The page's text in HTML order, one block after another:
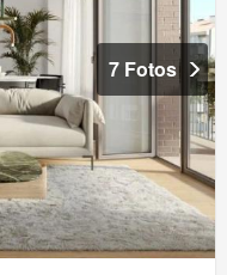
7 Fotos